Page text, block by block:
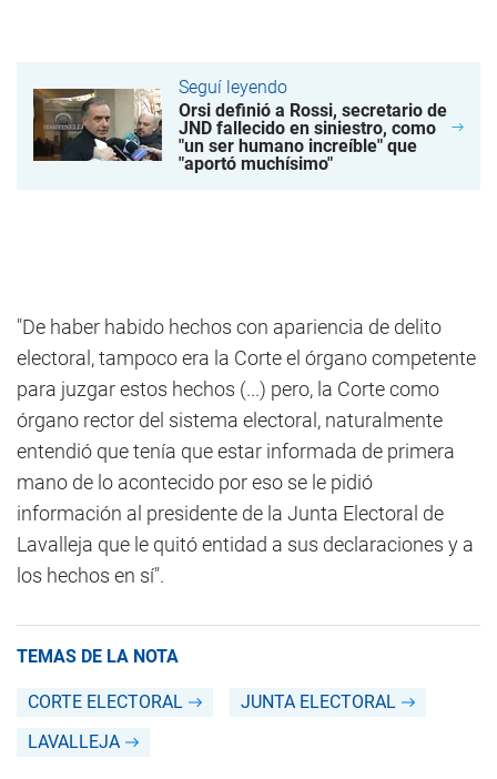
Seguí leyendo
Orsi definió a Rossi, secretario de
JND fallecido en siniestro, como
"un ser humano increíble" que
"aportó muchísimo"
"De haber habido hechos con apariencia de delito
electoral, tampoco era la Corte el órgano competente
para juzgar estos hechos (...) pero, la Corte como
órgano rector del sistema electoral, naturalmente
entendió que tenía que estar informada de primera
mano de lo acontecido por eso se le pidió
información al presidente de la Junta Electoral de
Lavalleja que le quitó entidad a sus declaraciones y a
los hechos en sí".
TEMAS DE LA NOTA
CORTE ELECTORAL
JUNTA ELECTORAL
LAVALLEJA